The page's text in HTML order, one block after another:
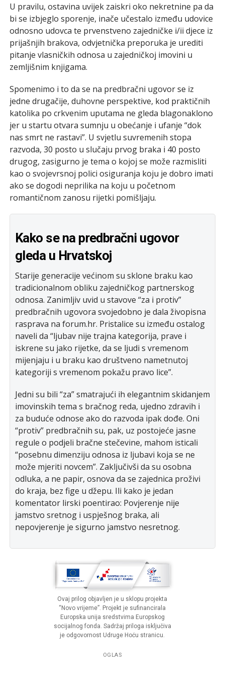
U pravilu, ostavina uvijek zaiskri oko nekretnine pa da
bi se izbjeglo sporenje, inače učestalo između udovice
odnosno udovca te prvenstveno zajedničke i/ii djece iz
prijašnjih brakova, odvjetnička preporuka je urediti
pitanje vlasničkih odnosa u zajedničkoj imovini u
zemljišnim knjigama.
Spomenimo i to da se na predbračni ugovor se iz
jedne drugačije, duhovne perspektive, kod praktičnih
katolika po crkvenim uputama ne gleda blagonaklono
jer u startu otvara sumnju u obećanje i ufanje “dok
nas smrt ne rastavi”. U svjetlu suvremenih stopa
razvoda, 30 posto u slučaju prvog braka i 40 posto
drugog, zasigurno je tema o kojoj se može razmisliti
kao o svojevrsnoj polici osiguranja koju je dobro imati
ako se dogodi neprilika na koju u početnom
romantičnom zanosu rijetki pomišljaju.
Kako se na predbračni ugovor
gleda u Hrvatskoj
Starije generacije većinom su sklone braku kao
tradicionalnom obliku zajedničkog partnerskog
odnosa. Zanimljiv uvid u stavove “za i protiv”
predbračnih ugovora svojedobno je dala živopisna
rasprava na forum.hr. Pristalice su između ostalog
naveli da “ljubav nije trajna kategorija, prave i
iskrene su jako rijetke, da se ljudi s vremenom
mijenjaju i u braku kao društveno nametnutoj
kategoriji s vremenom pokažu pravo lice”.
Jedni su bili “za” smatrajući ih elegantnim skidanjem
imovinskih tema s bračnog reda, ujedno zdravih i
za buduće odnose ako do razvoda ipak dođe. Oni
“protiv” predbračnih su, pak, uz postojeće jasne
regule o podjeli bračne stečevine, mahom isticali
“posebnu dimenziju odnosa iz ljubavi koja se ne
može mjeriti novcem”. Zaključivši da su osobna
odluka, a ne papir, osnova da se zajednica proživi
do kraja, bez fige u džepu. Ili kako je jedan
komentator lirski poentirao: Povjerenje nije
jamstvo sretnog i uspješnog braka, ali
nepovjerenje je sigurno jamstvo nesretnog.
Ovaj prilog objavljen je u sklopu projekta
“Novo vrijeme”. Projekt je sufinancirala
Europska unija sredstvima Europskog
socijalnog fonda. Sadržaj priloga isključiva
je odgovornost Udruge Hoću stranicu.
OGLAS